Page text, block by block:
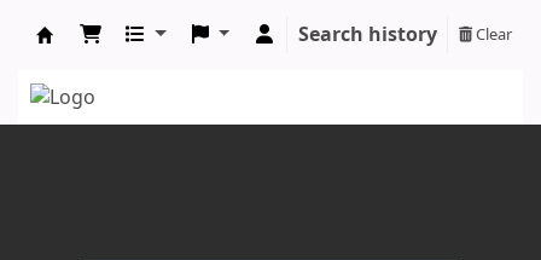
Search history Clear